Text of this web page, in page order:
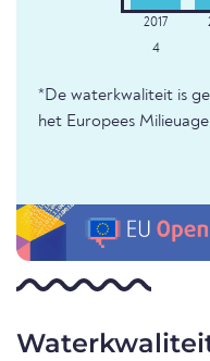
4
*De waterkwaliteit is
het Europees